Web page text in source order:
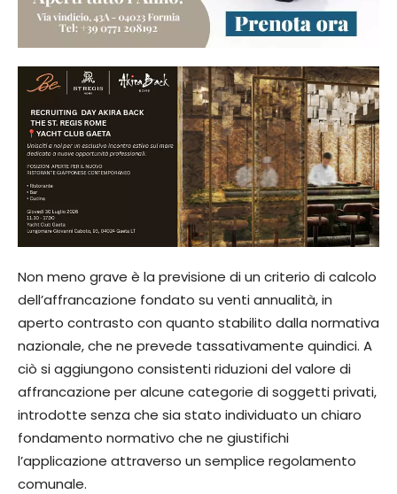
Non meno grave è la previsione di un criterio di calcolo
dell’affrancazione fondato su venti annualità, in
aperto contrasto con quanto stabilito dalla normativa
nazionale, che ne prevede tassativamente quindici. A
ciò si aggiungono consistenti riduzioni del valore di
affrancazione per alcune categorie di soggetti privati,
introdotte senza che sia stato individuato un chiaro
fondamento normativo che ne giustifichi
l’applicazione attraverso un semplice regolamento
comunale.